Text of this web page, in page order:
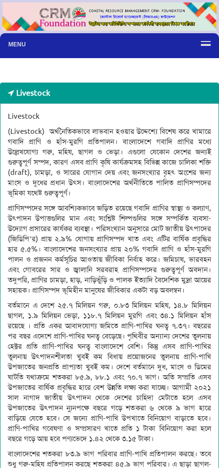
MENU
Livestock
Livestock
(Livestock) অর্থনৈতিকভাবে লাভবান হওয়ার উদ্দেশ্যে বিশেষ করে খামারে
গবাদি প্রাণি ও হাঁস-মুরগি প্রতিপালন। বাংলাদেশে গবাদি প্রাণির মধ্যে
উল্লেখযোগ্য গরু, মহিষ, ছাগল ও ভেড়া। এগুলো যেকোন দেশের জন্যই
গুরুত্বপূর্ণ সম্পদ, কারণ এসব প্রাণি কৃষি কার্যক্রমসহ বিভিন্ন কাজে চালিকা শক্তি
(draft), চামড়া, ও সারের যোগান দেয় এবং জনসংখ্যার বৃহৎ অংশের জন্য
মাংস ও দুধের প্রধান উৎস। বাংলাদেশের অর্থনীতিতে পালিত প্রাণিসম্পদের
ভূমিকা যথেষ্ট গুরুত্বপূর্ণ।
প্রাণিসম্পদের সঙ্গে আবশ্যিকভাবে জড়িত রয়েছে গবাদি প্রাণির স্বাস্থ্য ও কল্যাণ,
উৎপাদন উপাত্তগুলির মান এবং সংশ্লিষ্ট শিল্পগুলির সঙ্গে সম্পর্কিত ব্যবসা-
উদ্যোগ প্রসারের কার্যকর ব্যবস্থা। পরিসংখ্যান অনুসারে মোট জাতীয় উৎপাদের
(জিডিপি’র) প্রায় ২.৯% যোগায় প্রাণিসম্পদ খাত এবং এটির বার্ষিক প্রবৃদ্ধির
হার ৫.৫%। বাংলাদেশের জনসংখ্যার প্রায় ২০% গবাদি প্রাণি ও হাঁস-মুরগি
পালন ও প্রজনন কর্মসূচির আওতায় জীবিকা নির্বাহ করে। জমিচাষ, ভারবহন
এবং গোবরের সার ও জ্বালানি সরবরাহ প্রাণিসম্পদের গুরুত্বপূর্ণ অবদান।
তদুপরি, প্রাণির চামড়া, হাড়, নাড়িভুঁড়ি ও পালক ইত্যাদি বৈদেশিক মুদ্রা আয়ের
সহায়ক। প্রাণিসম্পদ ভূমিহীন মানুষের জীবিকার একটা বড় অবলম্বন।
বর্তমানে এ দেশে ২৫.৭ মিলিয়ন গরু, ০.৮৩ মিলিয়ন মহিষ, ১৪.৮ মিলিয়ন
ছাগল, ১.৯ মিলিয়ন ভেড়া, ১১৮.৭ মিলিয়ন মুরগি এবং ৩৪.১ মিলিয়ন হাঁস
রয়েছে । প্রতি একর আবাদযোগ্য জমিতে প্রাণি-পাখির ঘনত্ব ৭.৩৭। বছরের
পর বছর এদেশে প্রাণি-পাখির ঘনত্ব বেড়েছে। পৃথিবীর অন্যান্য দেশের তুলনায়
হেক্টর প্রতি প্রাণি-পাখির ঘনত্ব বাংলাদেশে বেশি। কিন্তু এসব প্রাণি-পাখির
তুলনায় উৎপাদনশীলতা খুবই কম বিধায় প্রয়োজনের তুলনায় প্রাণি-পাখি
উপজাতের জনপ্রতি প্রাপ্যতা খুবই কম। দেশে বর্তমানে দুধ, মাংস ও ডিমের
ঘাটতি যথাক্রমে শতকরা ৮৫.৯, ৮৮.১ এবং ৭০.৭ ভাগ। অতি সম্প্রতি এসব
উপজাতের বার্ষিক প্রবৃদ্ধির হারে বেশ উন্নতি লক্ষ্য করা যাচ্ছে। আগামী ২০২১
সাল নাগাদ জাতীয় উৎপাদন থেকে দেশের চাহিদা মেটাতে হলে এসব
উপজাতের উৎপাদন ন্যুনপক্ষে বছরে গড়ে শতকরা ৬ থেকে ৯ ভাগ হারে
বাড়িয়ে যেতে হবে। সে জন্যে প্রাণি-পাখি উপখাতে বিনিয়োগ বাড়াতে হবে।
প্রাণি-পাখির গবেষণা ও সম্প্রসারণ খাতে প্রতি ১ টাকা বিনিয়োগ করা হলে
বছরে গড়ে আয় হবে পণ্যভেদে ১.৪২ থেকে ৩.১৫ টাকা।
বাংলাদেশের শতকরা ৮৩.৯ ভাগ পরিবার প্রাণি-পাখি প্রতিপালন করছে। তবে
শুধু গরু-মহিষ প্রতিপালন করছে শতকরা ৪৫.৯ ভাগ পরিবার। এ ছাড়া ছাগল-